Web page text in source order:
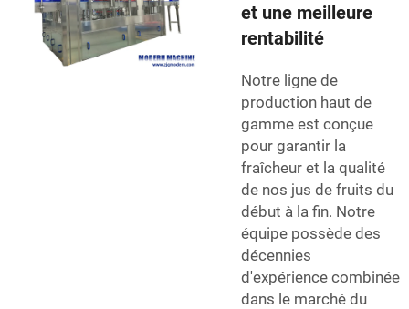
et une meilleure
rentabilité
Notre ligne de
production haut de
gamme est conçue
pour garantir la
fraîcheur et la qualité
de nos jus de fruits du
début à la fin. Notre
équipe possède des
décennies
d'expérience combinée
dans le marché du